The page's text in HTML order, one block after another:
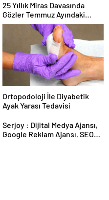
25 Yıllık Miras Davasında
Gözler Temmuz Ayındaki
Karar Duruşmasına Çevrildi
Ortopodoloji İle Diyabetik
Ayak Yarası Tedavisi
Serjoy : Dijital Medya Ajansı,
Google Reklam Ajansı, SEO